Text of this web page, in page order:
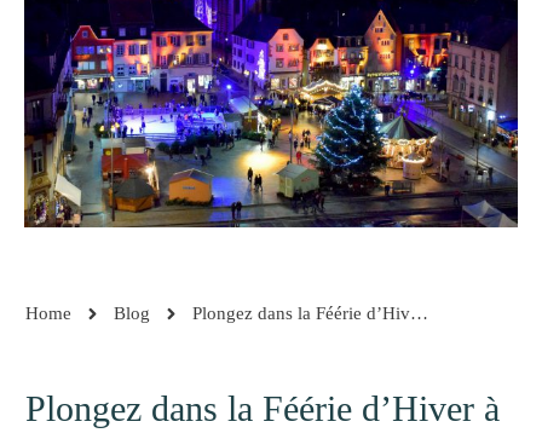
Home Blog Plongez dans la Féérie d’Hiver à Saverne
Plongez dans la Féérie d’Hiver à